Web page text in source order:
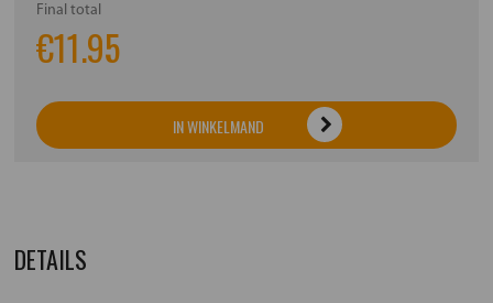
Final total
€11.95
IN WINKELMAND
DETAILS